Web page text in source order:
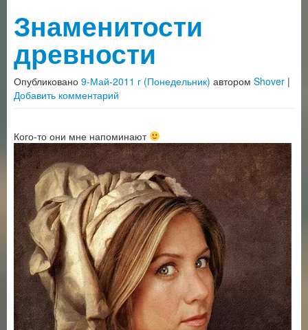
Знаменитости
древности
Опубликовано 9-Май-2011 г (Понедельник) автором Shover |
Добавить комментарий
Кого-то они мне напоминают